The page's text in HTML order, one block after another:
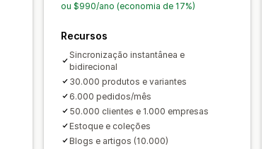
Status em tempo real Registros detalhados
ou $990/ano (economia de 17%)
Recursos
Sincronização instantânea e
bidirecional
30.000 produtos e variantes
6.000 pedidos/mês
50.000 clientes e 1.000 empresas
Estoque e coleções
Blogs e artigos (10.000)